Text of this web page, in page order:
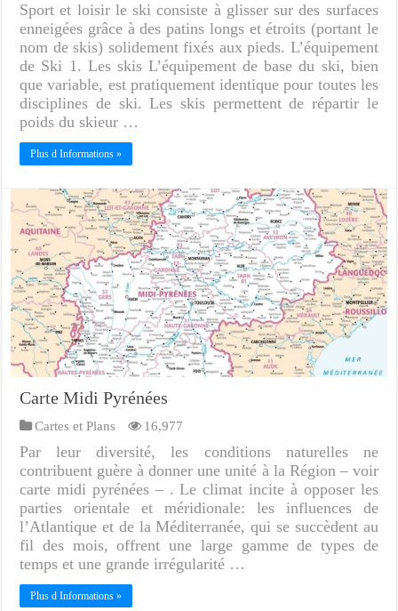
Sport et loisir le ski consiste à glisser sur des surfaces
enneigées grâce à des patins longs et étroits (portant le
nom de skis) solidement fixés aux pieds. L’équipement
de Ski 1. Les skis L’équipement de base du ski, bien
que variable, est pratiquement identique pour toutes les
disciplines de ski. Les skis permettent de répartir le
poids du skieur …
Plus d Informations »
Carte Midi Pyrénées
Cartes et Plans 16,977
Par leur diversité, les conditions naturelles ne
contribuent guère à donner une unité à la Région – voir
carte midi pyrénées – . Le climat incite à opposer les
parties orientale et méridionale: les influences de
l’Atlantique et de la Méditerranée, qui se succèdent au
fil des mois, offrent une large gamme de types de
temps et une grande irrégularité …
Plus d Informations »